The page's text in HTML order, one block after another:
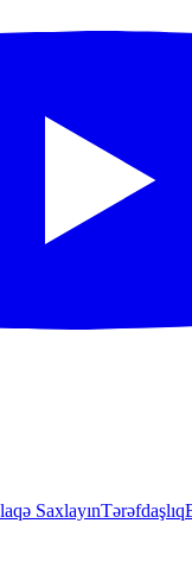
SaxlayınTərəfdaşlıq